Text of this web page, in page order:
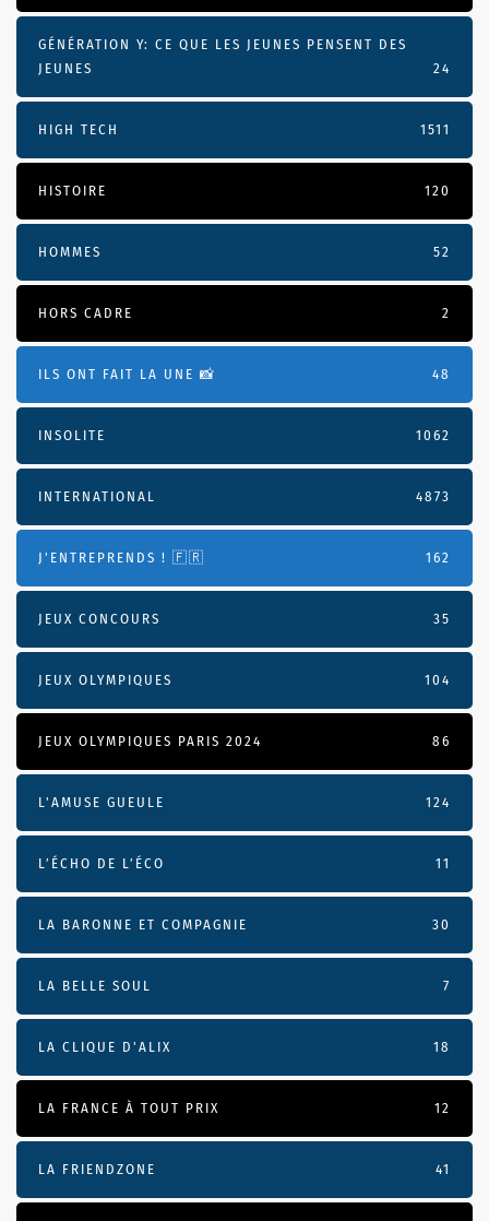
GÉNÉRATION Y: CE QUE LES JEUNES PENSENT DES
JEUNES
24
HIGH TECH 1511
HISTOIRE 120
HOMMES 52
HORS CADRE 2
ILS ONT FAIT LA UNE 📸 48
INSOLITE 1062
INTERNATIONAL 4873
J'ENTREPRENDS ! 🇫🇷 162
JEUX CONCOURS 35
JEUX OLYMPIQUES 104
JEUX OLYMPIQUES PARIS 2024 86
L'AMUSE GUEULE 124
L’ÉCHO DE L’ÉCO 11
LA BARONNE ET COMPAGNIE 30
LA BELLE SOUL 7
LA CLIQUE D'ALIX 18
LA FRANCE À TOUT PRIX 12
LA FRIENDZONE 41